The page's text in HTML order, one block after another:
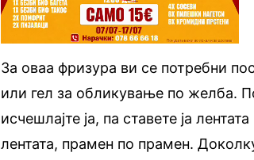
За оваа фризура ви се потребни
или гел за обликување по желба.
исчешлајте ја, па ставете ја
лентата, прамен по прамен.